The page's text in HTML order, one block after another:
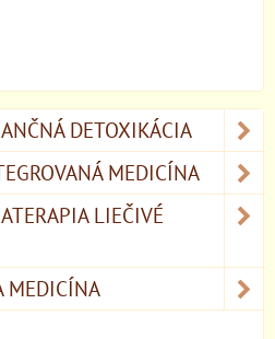
DETOXIKÁCIA
MEDICÍNA
LIEČIVÉ
MEDICÍNA